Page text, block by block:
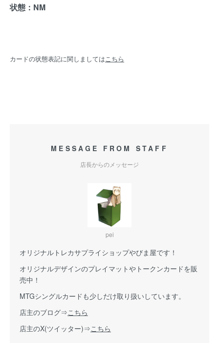
状態：NM
カードの状態表記に関しましてはこちら
MESSAGE FROM STAFF
店長からのメッセージ
pei
オリジナルトレカサプライショップやびま屋です！
オリジナルデザインのプレイマットやトークンカードを販
売中！
MTGシングルカードも少しだけ取り扱いしています。
店主のブログ⇒こちら
店主のX(ツイッター)⇒こちら